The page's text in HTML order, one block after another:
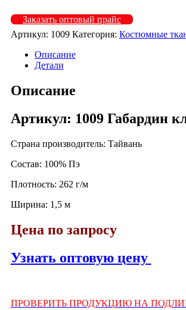
Заказать оптовый прайс
Артикул: 1009 Категория: Костюмные
Описание
Детали
Описание
Артикул: 1009 Габардин
Страна производитель: Тайвань
Состав: 100% Пэ
Плотность: 262 г/м
Ширина: 1,5 м
Цена по запросу
Узнать оптовую цену
ПРОВЕРИТЬ ПРОДУКЦИЮ НА